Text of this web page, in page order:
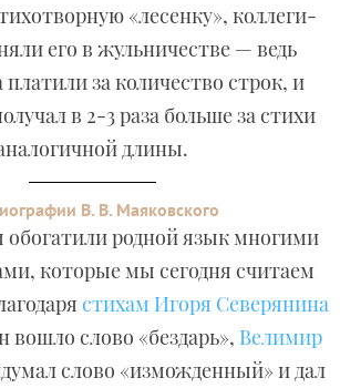
«лесенку», коллеги-
его в жульничестве — ведь
платили за количество строк, и
в 2-3 раза больше за стихи
длины.
В. В. Маяковского
обогатили родной язык многими
которые мы сегодня считаем
стихам Игоря Северянина
вошло слово «бездарь», Велимир
слово «изможденный» и дал